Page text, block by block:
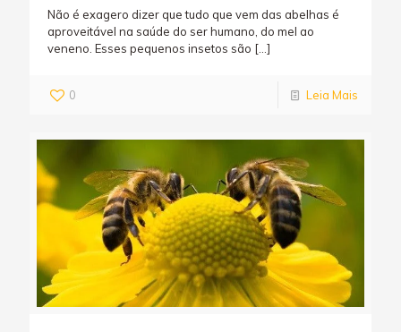
Não é exagero dizer que tudo que vem das abelhas é
aproveitável na saúde do ser humano, do mel ao
veneno. Esses pequenos insetos são […]
0 Leia Mais